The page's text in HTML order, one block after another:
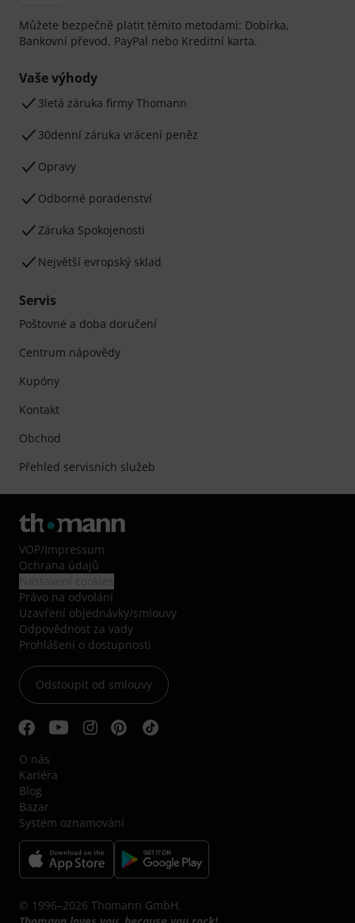
Můžete bezpečně platit těmito metodami: Dobírka,
Bankovní převod, PayPal nebo Kreditní karta.
Vaše výhody
3letá záruka firmy Thomann
30denní záruka vrácení peněz
Opravy
Odborné poradenství
Záruka Spokojenosti
Největší evropský sklad
Servis
Poštovné a doba doručení
Centrum nápovědy
Kupóny
Kontakt
Obchod
Přehled servisních služeb
VOP/Impressum
Ochrana údajů
Právo na odvolání
Uzavření objednávky/smlouvy
Odpovědnost za vady
Prohlášení o dostupnosti
Odstoupit od smlouvy
O nás
Kariéra
Blog
Bazar
Systém oznamování
© 1996–2026 Thomann GmbH.